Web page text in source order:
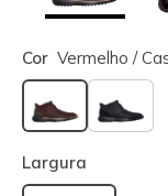
Cor Vermelho /
selecionado
Largura